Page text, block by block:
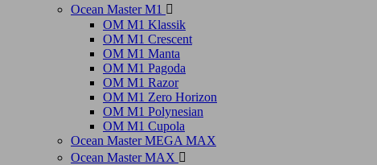
Ocean Master M1 
OM M1 Klassik
OM M1 Crescent
OM M1 Manta
OM M1 Pagoda
OM M1 Razor
OM M1 Zero Horizon
OM M1 Polynesian
OM M1 Cupola
Ocean Master MEGA MAX
Ocean Master MAX 